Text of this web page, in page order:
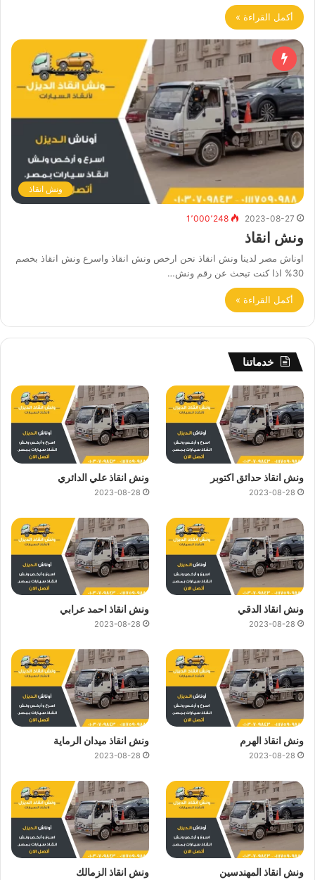
أكمل القراءة »
ونش انقاذ
2023-08-27 1٬000٬248
ونش انقاذ
اوناش مصر لدينا ونش انقاذ نحن ارخص ونش انقاذ واسرع ونش انقاذ بخصم
30% اذا كنت تبحث عن رقم ونش…
أكمل القراءة »
خدماتنا
ونش انقاذ حدائق اكتوبر
2023-08-28
ونش انقاذ علي الدائري
2023-08-28
ونش انقاذ الدقي
2023-08-28
ونش انقاذ احمد عرابي
2023-08-28
ونش انقاذ الهرم
2023-08-28
ونش انقاذ ميدان الرماية
2023-08-28
ونش انقاذ المهندسين ونش انقاذ الزمالك